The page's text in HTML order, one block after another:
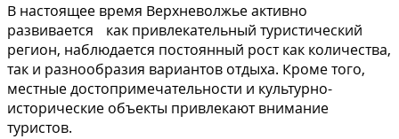
В настоящее время Верхневолжье активно
развивается как привлекательный туристический
регион, наблюдается постоянный рост как количества,
так и разнообразия вариантов отдыха. Кроме того,
местные достопримечательности и культурно-
исторические объекты привлекают внимание
туристов.